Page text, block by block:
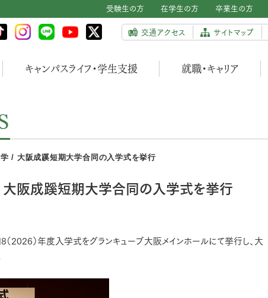
受験生の方 在学生の方 卒業生の方
キャンパスライフ・学生支援 就職・キャリア
交通アクセス サイトマップ
/ 大阪成蹊短期大学合同の入学式を挙行
阪成蹊短期大学合同の入学式を挙行
）年度入学式をグランキューブ大阪メインホールにて挙行し、大